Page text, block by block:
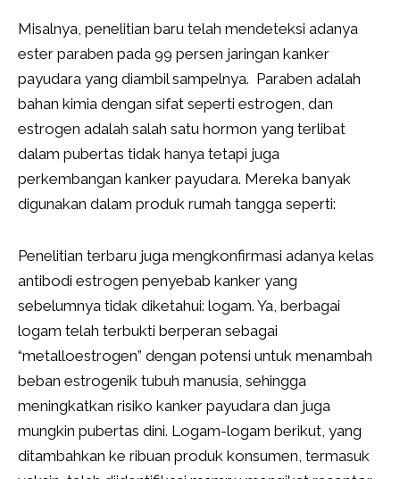
Misalnya, penelitian baru telah mendeteksi adanya
ester paraben pada 99 persen jaringan kanker
payudara yang diambil sampelnya. Paraben adalah
bahan kimia dengan sifat seperti estrogen, dan
estrogen adalah salah satu hormon yang terlibat
dalam pubertas tidak hanya tetapi juga
perkembangan kanker payudara. Mereka banyak
digunakan dalam produk rumah tangga seperti:
Penelitian terbaru juga mengkonfirmasi adanya kelas
antibodi estrogen penyebab kanker yang
sebelumnya tidak diketahui: logam. Ya, berbagai
logam telah terbukti berperan sebagai
“metalloestrogen” dengan potensi untuk menambah
beban estrogenik tubuh manusia, sehingga
meningkatkan risiko kanker payudara dan juga
mungkin pubertas dini. Logam-logam berikut, yang
ditambahkan ke ribuan produk konsumen, termasuk